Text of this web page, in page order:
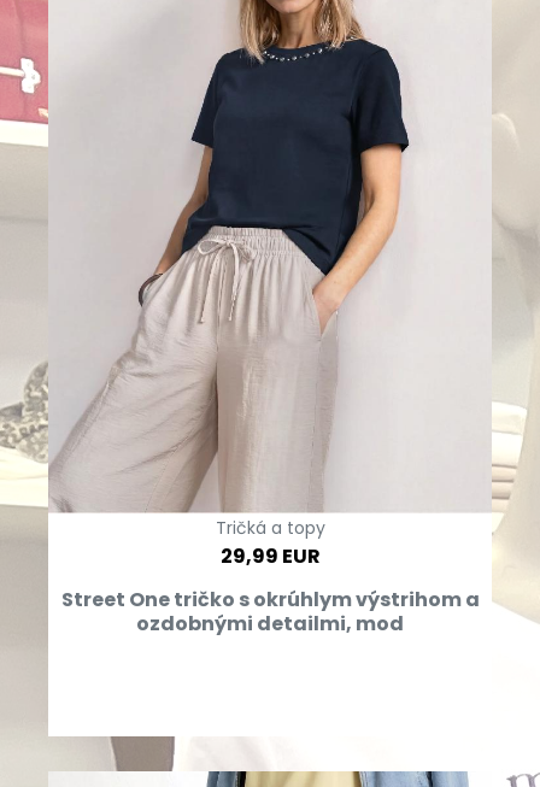
Tričká a topy
29,99 EUR
Street One tričko s okrúhlym výstrihom a
ozdobnými detailmi, mod